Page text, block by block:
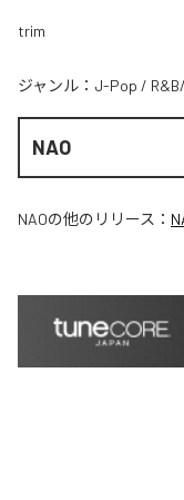
trim
ジャンル： J-Pop /
NAO
NAOの他のリリース：